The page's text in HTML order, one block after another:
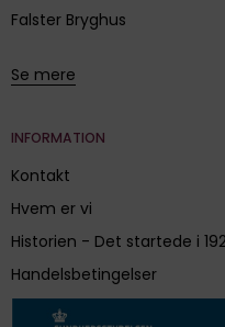
Falster Bryghus
Se mere
INFORMATION
Kontakt
Hvem er vi
Historien - Det startede i
Handelsbetingelser